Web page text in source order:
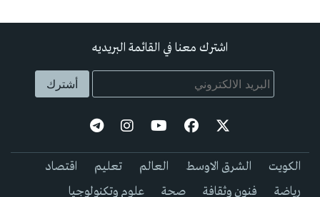
اشترك معنا في القائمة البريديه
الكويت الشرق الاوسط العالم تعليم
اقتصاد
رياضة
فنون وثقافة صحة علوم وتكنولوجيا